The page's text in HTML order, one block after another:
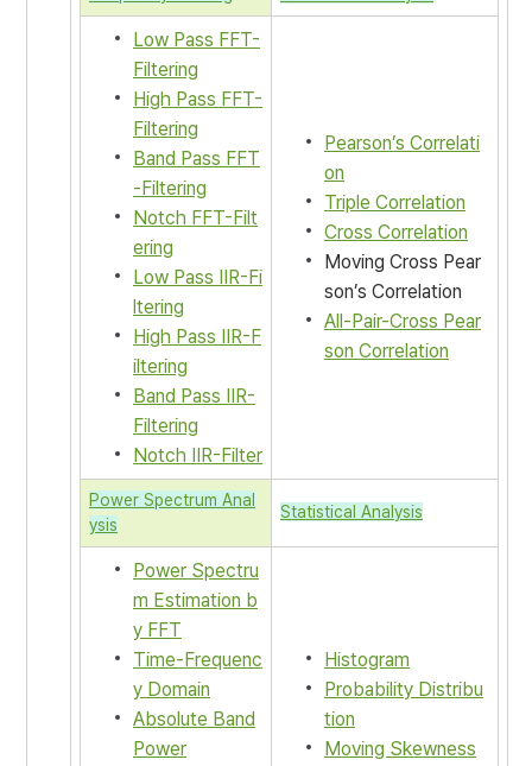
Low Pass FFT-
Filtering
High Pass FFT-
Filtering
Band Pass FFT
-Filtering
Notch FFT-Filt
ering
Low Pass IIR-Fi
ltering
High Pass IIR-F
iltering
Band Pass IIR-
Filtering
Notch IIR-Filter
Pearson’s Correlati
on
Triple Correlation
Cross Correlation
Moving Cross Pear
son’s Correlation
All-Pair-Cross Pear
son Correlation
Power Spectrum Anal
ysis
Statistical Analysis
Power Spectru
m Estimation b
y FFT
Time-Frequenc
y Domain
Absolute Band
Power
Histogram
Probability Distribu
tion
Moving Skewness